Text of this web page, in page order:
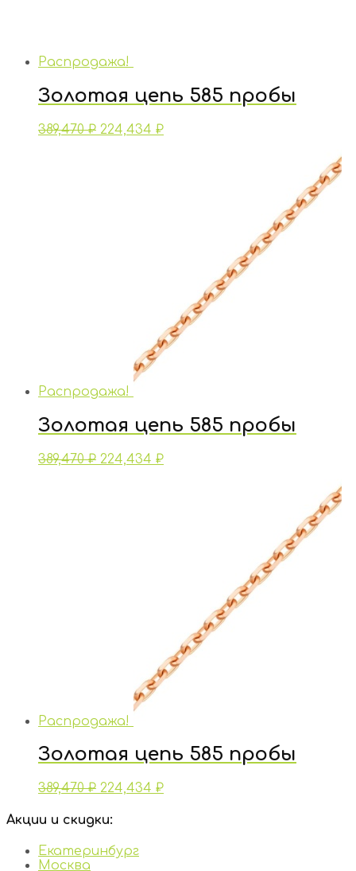
Распродажа!
Золотая цепь 585 пробы
389,470₽ 224,434 ₽
Распродажа!
Золотая цепь 585 пробы
389,470₽ 224,434 ₽
Распродажа!
Золотая цепь 585 пробы
389,470₽ 224,434 ₽
Акции и скидки:
Екатеринбург
Москва